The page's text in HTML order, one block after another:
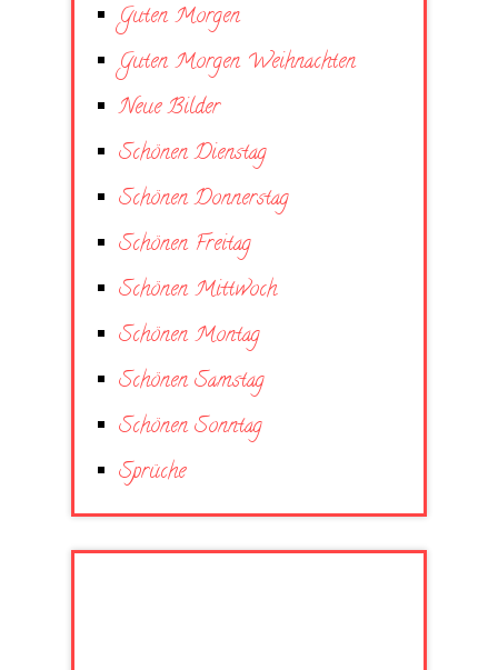
Guten Morgen
Guten Morgen Weihnachten
Neue Bilder
Schönen Dienstag
Schönen Donnerstag
Schönen Freitag
Schönen Mittwoch
Schönen Montag
Schönen Samstag
Schönen Sonntag
Sprüche